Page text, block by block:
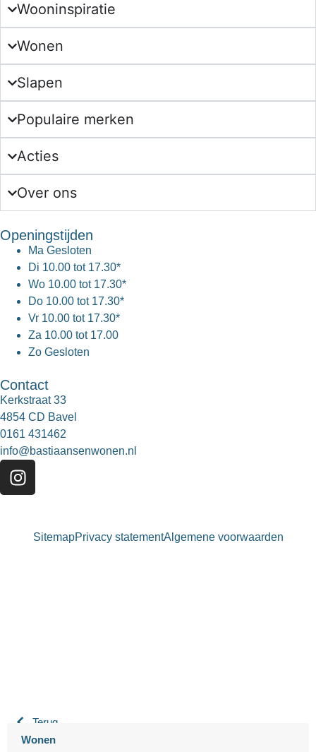
Wooninspiratie
Wonen
Slapen
Populaire merken
Acties
Over ons
Openingstijden
Ma Gesloten
Di 10.00 tot 17.30*
Wo 10.00 tot 17.30*
Do 10.00 tot 17.30*
Vr 10.00 tot 17.30*
Za 10.00 tot 17.00
Zo Gesloten
Contact
Kerkstraat 33
4854 CD Bavel
0161 431462
info@bastiaansenwonen.nl
SitemapPrivacy statementAlgemene voorwaarden
Terug
Wonen